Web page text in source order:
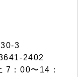
3
2402
：00〜14：